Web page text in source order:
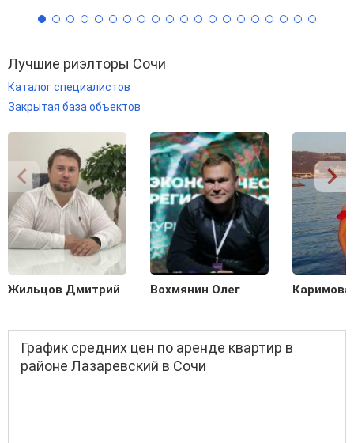
Лучшие риэлторы Сочи
Каталог специалистов
Закрытая база объектов
Жильцов Дмитрий Вохмянин Олег
График средних цен по аренде квартир в
районе Лазаревский в Сочи